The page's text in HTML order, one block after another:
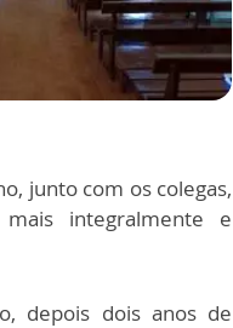
junto com os colegas,
integralmente e
depois dois anos de